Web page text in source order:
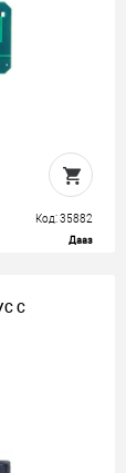
Код: 35882
Дааз
С